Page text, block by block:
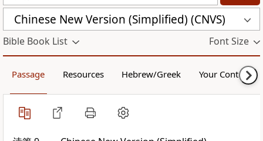
Chinese New Version (Simplified) (CNVS)
Bible Book List Font Size
Passage Resources Hebrew/Greek Your Content